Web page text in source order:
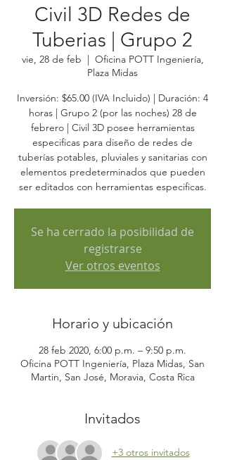
Civil 3D Redes de
Tuberias | Grupo 2
vie, 28 de feb
  |
Oficina POTT Ingeniería,
Plaza Midas
Inversión: $65.00 (IVA Incluido) | Duración: 4
horas | Grupo 2 (por las noches) 28 de
febrero | Civil 3D posee herramientas
especificas para diseño de redes de
tuberías potables, pluviales y sanitarias con
elementos predeterminados que pueden
ser editados con herramientas especificas.
Se ha cerrado la posibilidad de
registrarse
Ver otros eventos
Horario y ubicación
28 feb 2020, 6:00 p.m. – 9:50 p.m.
Oficina POTT Ingeniería, Plaza Midas, San
Martin, San José, Moravia, Costa Rica
Invitados
+3 otros invitados